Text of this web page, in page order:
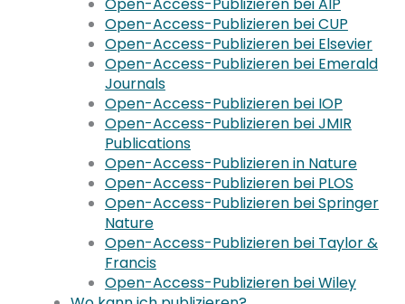
Open-Access-Publizieren bei CUP
Open-Access-Publizieren bei Elsevier
Open-Access-Publizieren bei Emerald
Journals
Open-Access-Publizieren bei IOP
Open-Access-Publizieren bei JMIR
Publications
Open-Access-Publizieren in Nature
Open-Access-Publizieren bei PLOS
Open-Access-Publizieren bei Springer
Nature
Open-Access-Publizieren bei Taylor &
Francis
Open-Access-Publizieren bei Wiley